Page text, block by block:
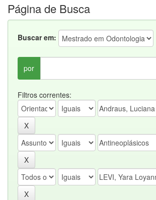
Página de Busca
Buscar em:
por
Filtros correntes: